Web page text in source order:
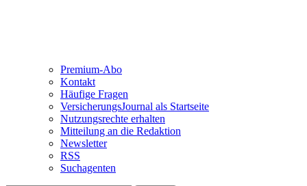
Premium-Abo
Kontakt
Häufige Fragen
VersicherungsJournal als Startseite
Nutzungsrechte erhalten
Mitteilung an die Redaktion
Newsletter
RSS
Suchagenten